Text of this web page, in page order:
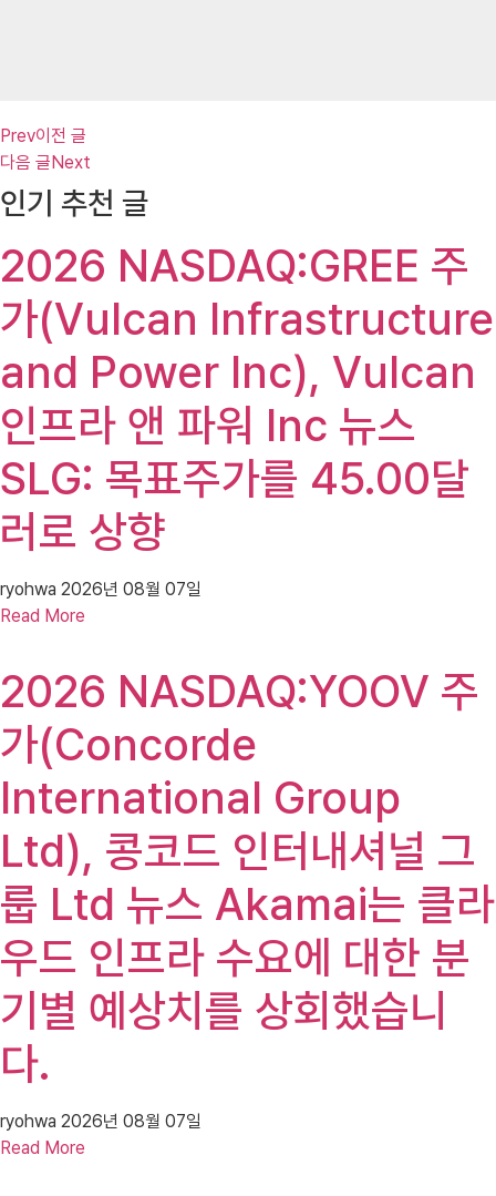
Prev이전 글
다음 글 Next
인기 추천 글
2026 NASDAQ:GREE 주
가(Vulcan Infrastructure
and Power Inc), Vulcan
인프라 앤 파워 Inc 뉴스
SLG: 목표주가를 45.00달
러로 상향
ryohwa 2026년 08월 07일
Read More
2026 NASDAQ:YOOV 주
가(Concorde
International Group
Ltd), 콩코드 인터내셔널 그
룹 Ltd 뉴스 Akamai는 클라
우드 인프라 수요에 대한 분
기별 예상치를 상회했습니
다.
ryohwa 2026년 08월 07일
Read More